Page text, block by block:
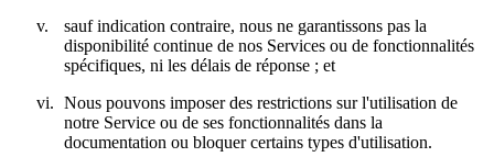
v.
sauf indication contraire, nous ne garantissons pas la
disponibilité continue de nos Services ou de fonctionnalités
spécifiques, ni les délais de réponse ; et
vi. Nous pouvons imposer des restrictions sur l'utilisation de
notre Service ou de ses fonctionnalités dans la
documentation ou bloquer certains types d'utilisation.